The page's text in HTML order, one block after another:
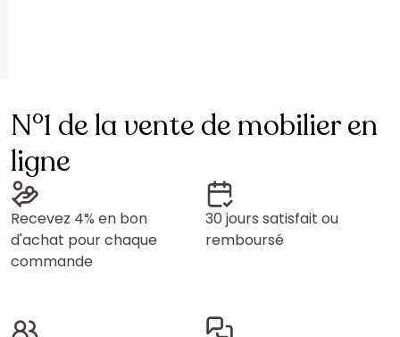
N°1 de la vente de mobilier en
ligne
Recevez 4% en bon
d'achat pour chaque
commande
30 jours satisfait ou
remboursé